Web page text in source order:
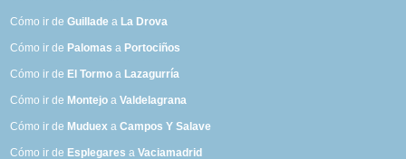
Cómo ir deGuillade a La Drova
Cómo ir de Palomas a Portociños
Cómo ir de El Tormo a Lazagurría
Cómo ir de Montejo aValdelagrana
Cómo ir de Muduex aCampos Y Salave
Cómo ir de Esplegares aVaciamadrid